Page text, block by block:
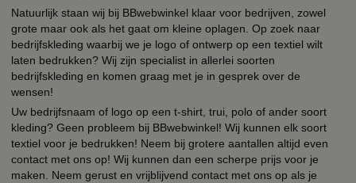
Natuurlijk staan wij bij BBwebwinkel klaar voor bedrijven, zowel
grote maar ook als het gaat om kleine oplagen. Op zoek naar
bedrijfskleding waarbij we je logo of ontwerp op een textiel wilt
laten bedrukken? Wij zijn specialist in allerlei soorten
bedrijfskleding en komen graag met je in gesprek over de
wensen!
Uw bedrijfsnaam of logo op een t-shirt, trui, polo of ander soort
kleding? Geen probleem bij BBwebwinkel! Wij kunnen elk soort
textiel voor je bedrukken! Neem bij grotere aantallen altijd even
contact met ons op! Wij kunnen dan een scherpe prijs voor je
maken. Neem gerust en vrijblijvend contact met ons op als je